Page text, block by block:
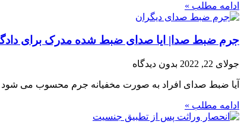
ادامه مطلب »
جرم ضبط صدا| ایا صدای ضبط شده مدرک برای
جولای 22, 2022 بدون دیدگاه
آیا ضبط صدای افراد به صورت مخفیانه جرم محسوب می شود ؟
ادامه مطلب »